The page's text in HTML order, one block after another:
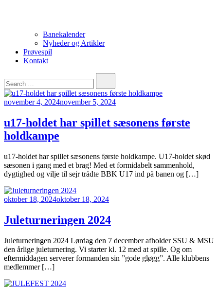
Banekalender
Nyheder og Artikler
Prøvespil
Kontakt
november 4, 2024november 5, 2024
u17-holdet har spillet sæsonens første
holdkampe
u17-holdet har spillet sæsonens første holdkampe. U17-holdet skød
sæsonen i gang med et brag! Med et formidabelt sammenhold,
dygtighed og vilje til sejr trådte BBK U17 ind på banen og […]
oktober 18, 2024oktober 18, 2024
Juleturneringen 2024
Juleturneringen 2024 Lørdag den 7 december afholder SSU & MSU
den årlige juleturnering. Vi starter kl. 12 med at spille. Og om
eftermiddagen serverer formanden sin ”gode gløgg”. Alle klubbens
medlemmer […]